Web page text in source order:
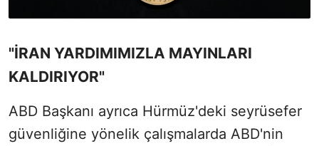
"İRAN YARDIMIMIZLA MAYINLARI
KALDIRIYOR"
ABD Başkanı ayrıca Hürmüz'deki seyrüsefer
güvenliğine yönelik çalışmalarda ABD'nin